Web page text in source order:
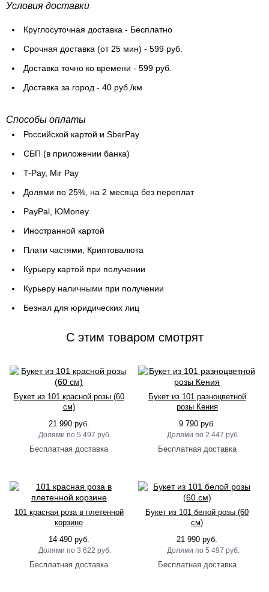
Условия доставки
Круглосуточная доставка - Бесплатно
Cрочная доставка (от 25 мин) - 599 руб.
Доставка точно ко времени - 599 руб.
Доставка за город - 40 руб./км
Способы оплаты
Российской картой и SberPay
СБП (в приложении банка)
T-Pay, Mir Pay
Долями по 25%, на 2 месяца без переплат
PayPal, ЮMoney
Иностранной картой
Плати частями, Криптовалюта
Курьеру картой при получении
Курьеру наличными при получении
Безнал для юридических лиц
C этим товаром смотрят
Букет из 101 красной розы (60
см)
21 990 руб.
5 497 руб.
Букет из 101 разноцветной
розы Кения
9 790 руб.
2 447 руб.
101 красная роза в плетенной
корзине
14 490 руб.
3 622 руб.
Букет из 101 белой розы (60
см)
21 990 руб.
5 497 руб.